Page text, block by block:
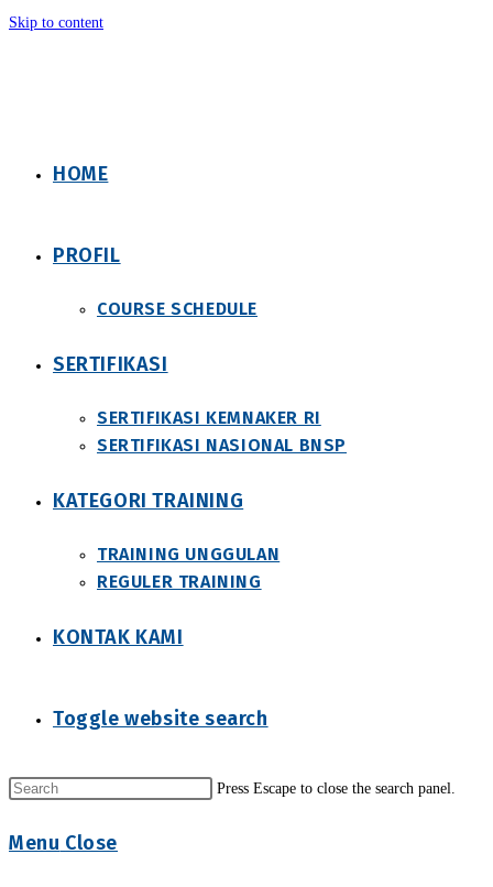
Skip to content
HOME
PROFIL
COURSE SCHEDULE
SERTIFIKASI
SERTIFIKASI KEMNAKER RI
SERTIFIKASI NASIONAL BNSP
KATEGORI TRAINING
TRAINING UNGGULAN
REGULER TRAINING
KONTAK KAMI
Toggle website search
Press Escape to close the search panel.
Menu Close